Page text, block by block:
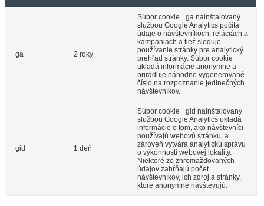
_ga 2 roky
Súbor cookie _ga nainštalovaný
službou Google Analytics počíta
údaje o návštevníkoch, reláciách a
kampaniach a tiež sleduje
používanie stránky pre analytický
prehľad stránky. Súbor cookie
ukladá informácie anonymne a
priraďuje náhodne vygenerované
číslo na rozpoznanie jedinečných
návštevníkov.
_gid 1 deň
Súbor cookie _gid nainštalovaný
službou Google Analytics ukladá
informácie o tom, ako návštevníci
používajú webovú stránku, a
zároveň vytvára analytickú správu
o výkonnosti webovej lokality.
Niektoré zo zhromažďovaných
údajov zahŕňajú počet
návštevníkov, ich zdroj a stránky,
ktoré anonymne navštevujú.